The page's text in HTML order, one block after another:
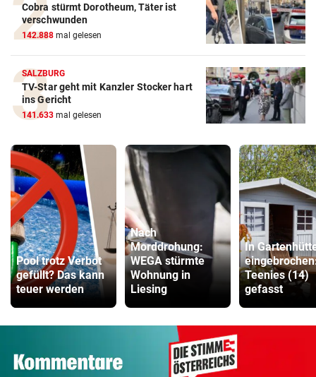
Cobra stürmt Dorotheum, Täter ist
verschwunden
142.888 mal gelesen
SALZBURG
TV-Star geht mit Kanzler Stocker hart
ins Gericht
141.633 mal gelesen
Pool trotz Verbot
gefüllt? Das kann
teuer werden
Nach
Morddrohung:
WEGA stürmte
Wohnung in
Liesing
In
Teenies (14)
gefasst